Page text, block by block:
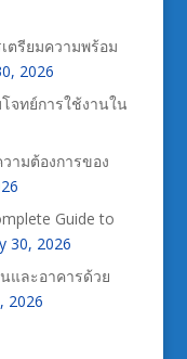
ตรียมความพร้อม
2026
จทย์การใช้งานใน
ามต้องการของ
Guide to
30, 2026
และอาคารด้วย
2026